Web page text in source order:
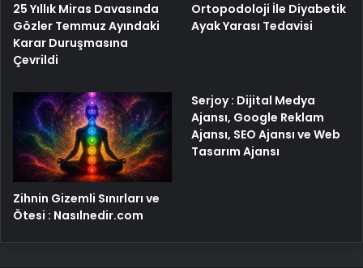
25 Yıllık Miras Davasında
Gözler Temmuz Ayındaki
Karar Duruşmasına
Çevrildi
Ortopodoloji İle Diyabetik
Ayak Yarası Tedavisi
Zihnin Gizemli Sınırları ve
Ötesi : Nasılnedir.com
Serjoy : Dijital Medya
Ajansı, Google Reklam
Ajansı, SEO Ajansı ve Web
Tasarım Ajansı